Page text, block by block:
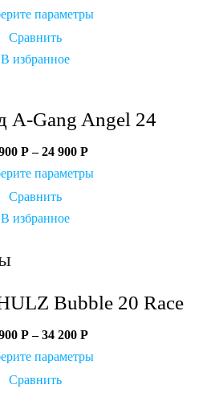
параметры
Сравнить
В избранное
A-Gang Angel 24
Р–24 900 Р
параметры
Сравнить
В избранное
Bubble 20 Race
Р–34 200 Р
параметры
Сравнить